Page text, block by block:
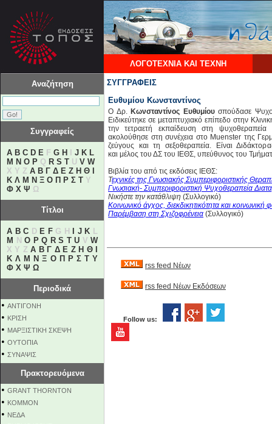
ΛΟΓΟΤΕΧΝΙΑ ΚΑΙ ΤΕΧΝΗ
Αναζήτηση
Συγγραφείς
A B C D E F G H J K L
M N O P Q R S T U V W
X Y Z Α Β Γ Δ Ε Ζ Η Θ
Κ Λ Μ Ν Ξ Ο Π Ρ Σ Τ Υ
Φ Χ Ψ Ω
Τίτλοι
A B C D E FG H J K L
M
N O P Q R S T U V W
X Y ZΑ Β Γ Δ Ε Ζ Η Θ
Κ Λ Μ Ν Ξ Ο Π Ρ Σ Τ Υ
Φ Χ Ψ Ω
Περιοδικά
• ΑΝΤΙΓΟΝΗ
• ΚΡΙΣΗ
• ΜΑΡΞΙΣΤΙΚΗ ΣΚΕΨΗ
• ΟΥΤΟΠΙΑ
• ΣΥΝΑΨΙΣ
Πρακτορευόμενα
• GRANT THORNTON
• KOMMON
• NEΔΑ
ΣΥΓΓΡΑΦΕΙΣ
Ευθυμίου Κωνσταντίνος
Ο Δρ. Κωνσταντίνος Ευθυμίουσπούδασε
Ειδικεύτηκε σε μεταπτυχιακό επίπεδο στην
την τετραετή εκπαίδευση στη ψυχοθεραπεία
ακολούθησε στη συνέχεια στο Muenster της
ζεύγους και τη σεξοθεραπεία. Είναι
και μέλος του ΔΣ του ΙΕΘΣ, υπεύθυνος του
Βιβλία του από τις εκδόσεις ΙΕΘΣ:
Τεχνικές της Γνωσιακής Συμπεριφοριστικής
Γνωσιακή- Συμπεριφοριστική Ψυχοθεραπεία
Νικήστε την κατάθλιψη (Συλλογικό)
Κοινωνικό άγχος, διεκδικητικότητα και κοινωνική
Παρέμβαση στη Σχιζοφρένεια (Συλλογικό)
rss feed Νέων
rss feed Νέων Εκδόσεων
Follow us: